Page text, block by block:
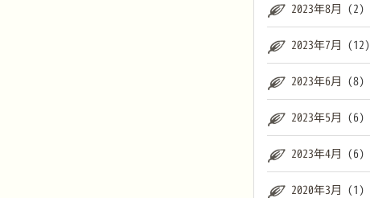
2023年8月 (2)
2023年7月 (12)
2023年6月 (8)
2023年5月 (6)
2023年4月 (6)
2020年3月 (1)